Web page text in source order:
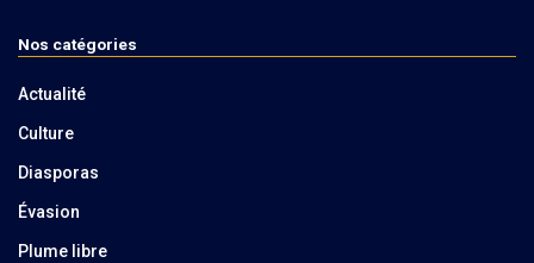
Nos catégories
Actualité
Culture
Diasporas
Évasion
Plume libre